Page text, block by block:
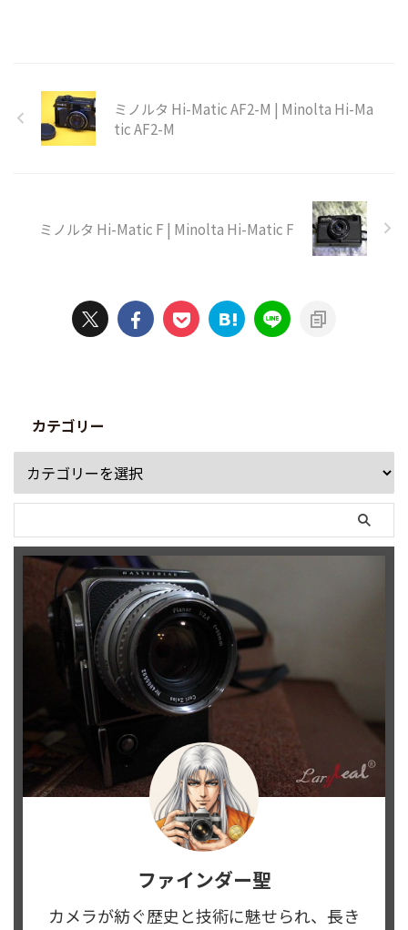
ミノルタ Hi-Matic AF2-M | Minolta Hi-Ma
tic AF2-M
ミノルタ Hi-Matic F | Minolta Hi-Matic F
カテゴリー
ファインダー聖
カメラが紡ぐ歴史と技術に魅せられ、長き